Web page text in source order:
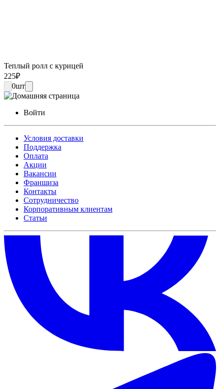
Теплый ролл с курицей
225₽
0шт
Войти
Условия доставки
Поддержка
Оплата
Акции
Вакансии
Франшиза
Контакты
Сотрудничество
Корпоративным клиентам
Статьи